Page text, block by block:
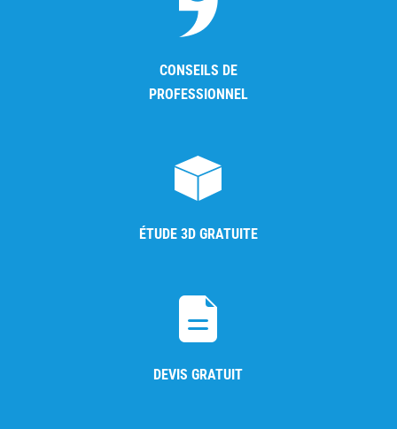
CONSEILS DE
PROFESSIONNEL
ÉTUDE 3D GRATUITE
DEVIS GRATUIT